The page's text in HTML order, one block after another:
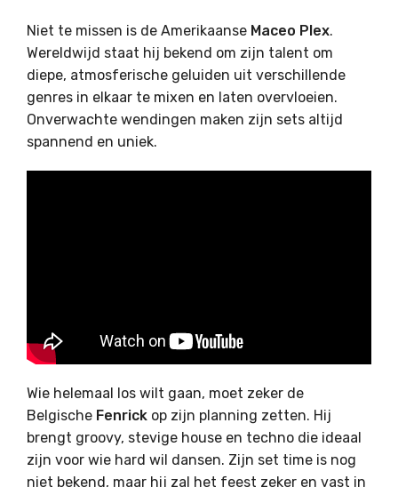
Niet te missen is de Amerikaanse Maceo Plex.
Wereldwijd staat hij bekend om zijn talent om
diepe, atmosferische geluiden uit verschillende
genres in elkaar te mixen en laten overvloeien.
Onverwachte wendingen maken zijn sets altijd
spannend en uniek.
Wie helemaal los wilt gaan, moet zeker de
Belgische Fenrick op zijn planning zetten. Hij
brengt groovy, stevige house en techno die ideaal
zijn voor wie hard wil dansen. Zijn set time is nog
niet bekend, maar hij zal het feest zeker en vast in